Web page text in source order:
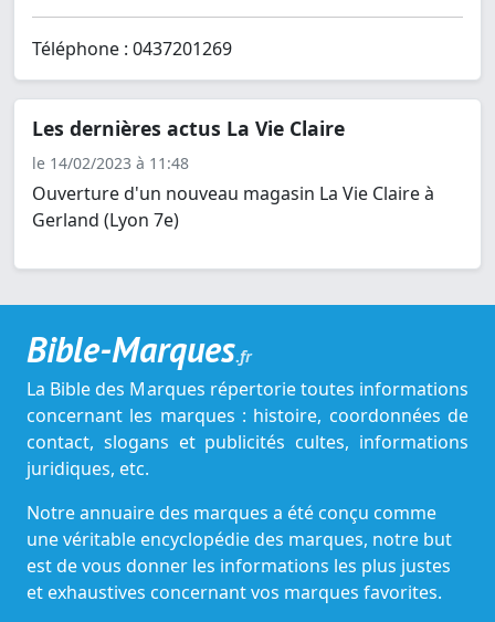
Téléphone : 0437201269
Les dernières actus La Vie Claire
le 14/02/2023 à 11:48
Ouverture d'un nouveau magasin La Vie Claire à
Gerland (Lyon 7e)
Bible-Marques.fr
La Bible des Marques répertorie toutes informations
concernant les marques : histoire, coordonnées de
contact, slogans et publicités cultes, informations
juridiques, etc.
Notre annuaire des marques a été conçu comme
une véritable encyclopédie des marques, notre but
est de vous donner les informations les plus justes
et exhaustives concernant vos marques favorites.